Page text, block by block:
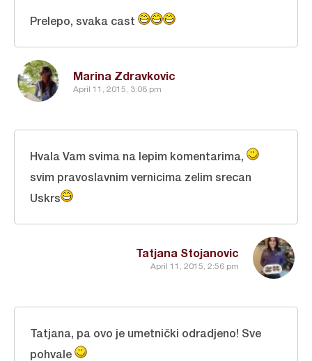
Marina Zdravkovic
April 11, 2015, 3:08 pm
Prelepo, svaka cast
Tatjana Stojanovic
April 11, 2015, 2:56 pm
Hvala Vam svima na lepim komentarima,
svim pravoslavnim vernicima zelim srecan
Uskrs
Tatjana, pa ovo je umetnički odradjeno! Sve
pohvale